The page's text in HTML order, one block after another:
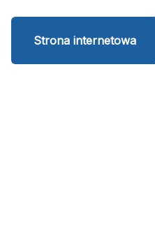
Strona internetowa